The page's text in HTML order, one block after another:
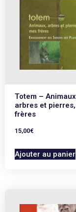
Totem –
arbres et
frères
15,00€
Ajouter au panier